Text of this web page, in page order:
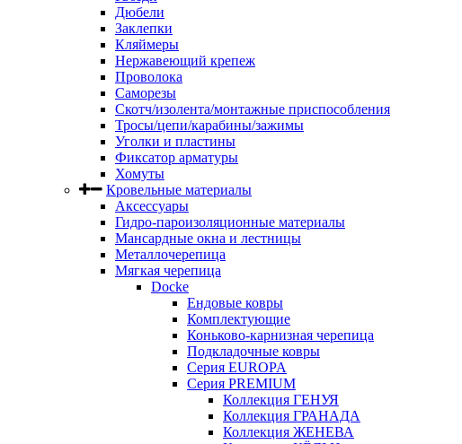
Дюбели
Заклепки
Кляймеры
Нержавеющий крепеж
Проволока
Саморезы
Скотч/изолента/монтажные приспособления
Тросы/цепи/карабины/зажимы
Уголки и пластины
Фиксатор арматуры
Хомуты
Кровельные материалы
Аксессуары
Гидро-пароизоляционные материалы
Мансардные окна и лестницы
Металлочерепица
Мягкая черепица
Docke
Ендовые ковры
Комплектующие
Коньково-карнизная черепица
Подкладочные ковры
Серия EUROPA
Серия PREMIUM
Коллекция ГЕНУЯ
Коллекция ГРАНАДА
Коллекция ЖЕНЕВА